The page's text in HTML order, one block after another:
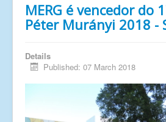
Saiu na mídia
Documentos
Publicações
Grupos de pesquisa
MERG é vencedor do
Péter Murányi 2018 -
Details
Published: 07 March 2018